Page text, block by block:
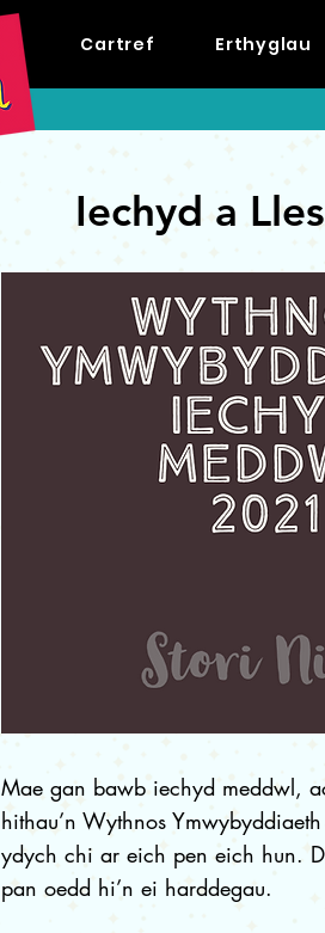
Cartref Erthyglau
Iechyd a
Mae gan bawb iechyd meddwl,
hithau’n Wythnos
ydych chi ar eich pen eich hun.
pan oedd hi’n ei harddegau.